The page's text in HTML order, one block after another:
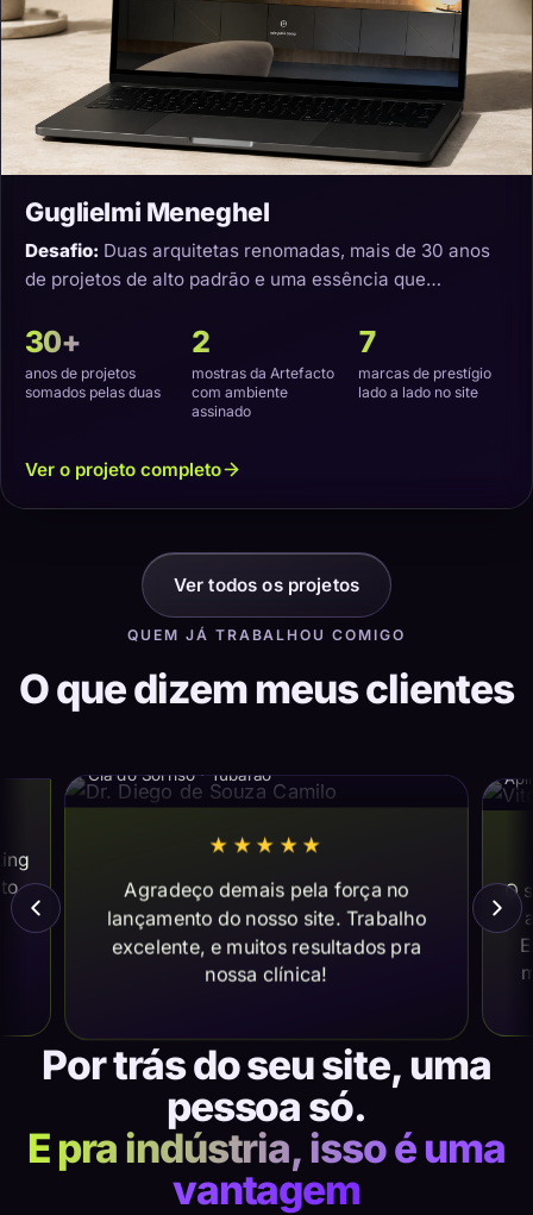
Guglielmi Meneghel
Desafio: Duas arquitetas renomadas, mais de 30 anos
de projetos de alto padrão e uma essência que
30+
anos de projetos
somados pelas duas
2
mostras da Artefacto
com ambiente
assinado
7
marcas de prestígio
lado a lado no site
Ver o projeto completo
Ver todos os projetos
QUEM JÁ TRABALHOU COMIGO
O que dizem meus clientes
Cia do Sorriso · Tubarão
★★★★★
Agradeço demais pela força no
lançamento do nosso site. Trabalho
excelente, e muitos resultados pra
nossa clínica!
O
Por trás do seu site, uma
pessoa só.
E pra indústria, isso é uma
vantagem